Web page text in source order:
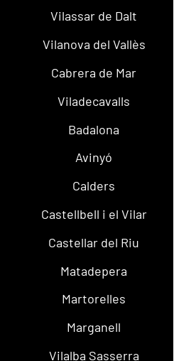
Vilassar de Dalt
Vilanova del Vallès
Cabrera de Mar
Viladecavalls
Badalona
Avinyó
Calders
Castellbell i el Vilar
Castellar del Riu
Matadepera
Martorelles
Marganell
Vilalba Sasserra